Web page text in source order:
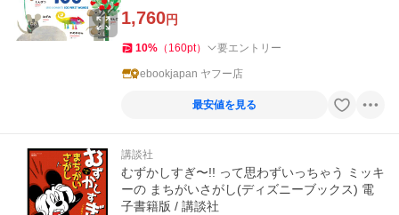
1,760円
10% （ 160pt） 要エントリー
ebookjapan ヤフー店
最安値を見る
講談社
むずかしすぎ〜!! って思わずいっちゃう ミッキ
ーの まちがいさがし(ディズニーブックス) 電
子書籍版 / 講談社